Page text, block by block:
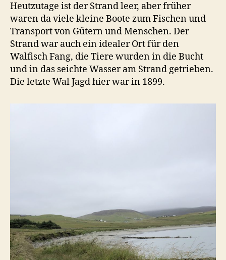
Heutzutage ist der Strand leer, aber früher
waren da viele kleine Boote zum Fischen und
Transport von Gütern und Menschen. Der
Strand war auch ein idealer Ort für den
Walfisch Fang, die Tiere wurden in die Bucht
und in das seichte Wasser am Strand getrieben.
Die letzte Wal Jagd hier war in 1899.